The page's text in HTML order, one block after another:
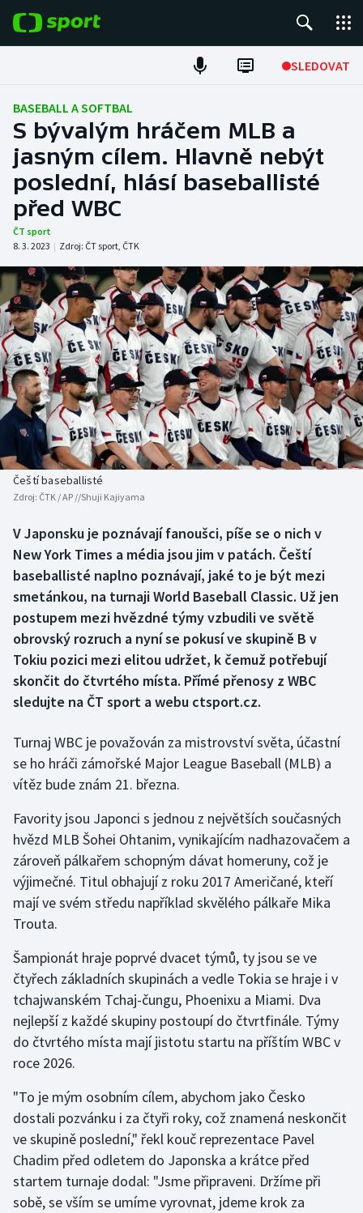
SLEDOVAT
Fotbal
Hokej
Tenis
Atletika
DALŠÍ SPORTY
Americký fotbal
Baseball a softbal
Basketbal
Biatlon
Boby a skeleton
Box
Curling
Florbal
Futsal
Gymnastika
Jezdectví
Judo
Krasobruslení
Lezení
Lyže a snowboard
Moderní pětiboj
Olympijské hry
Parasport
Plavání
NEPŘEHLÉDNĚTE
Soutěže
Historické návraty
Aplikace ČT sport
AZ kvíz
BASEBALL A SOFTBAL
S bývalým hráčem MLB a
jasným cílem. Hlavně nebýt
poslední, hlásí baseballisté
před WBC
ČT sport
8. 3. 2023 | Zdroj: ČT sport, ČTK
Čeští baseballisté
Zdroj: ČTK / AP //Shuji Kajiyama
V Japonsku je poznávají fanoušci, píše se o nich v
New York Times a média jsou jim v patách. Čeští
baseballisté naplno poznávají, jaké to je být mezi
smetánkou, na turnaji World Baseball Classic. Už jen
postupem mezi hvězdné týmy vzbudili ve světě
obrovský rozruch a nyní se pokusí ve skupině B v
Tokiu pozici mezi elitou udržet, k čemuž potřebují
skončit do čtvrtého místa. Přímé přenosy z WBC
sledujte na ČT sport a webu ctsport.cz.
Turnaj WBC je považován za mistrovství světa, účastní
se ho hráči zámořské Major League Baseball (MLB) a
vítěz bude znám 21. března.
Favority jsou Japonci s jednou z největších současných
hvězd MLB Šohei Ohtanim, vynikajícím nadhazovačem a
zároveň pálkařem schopným dávat homeruny, což je
výjimečné. Titul obhajují z roku 2017 Američané, kteří
mají ve svém středu například skvělého pálkaře Mika
Trouta.
Šampionát hraje poprvé dvacet týmů, ty jsou se ve
čtyřech základních skupinách a vedle Tokia se hraje i v
tchajwanském Tchaj-čungu, Phoenixu a Miami. Dva
nejlepší z každé skupiny postoupí do čtvrtfinále. Týmy
do čtvrtého místa mají jistotu startu na příštím WBC v
roce 2026.
"To je mým osobním cílem, abychom jako Česko
dostali pozvánku i za čtyři roky, což znamená neskončit
ve skupině poslední," řekl kouč reprezentace Pavel
Chadim před odletem do Japonska a krátce před
startem turnaje dodal: "Jsme připraveni. Držíme při
sobě, se vším se umíme vyrovnat, jdeme krok za